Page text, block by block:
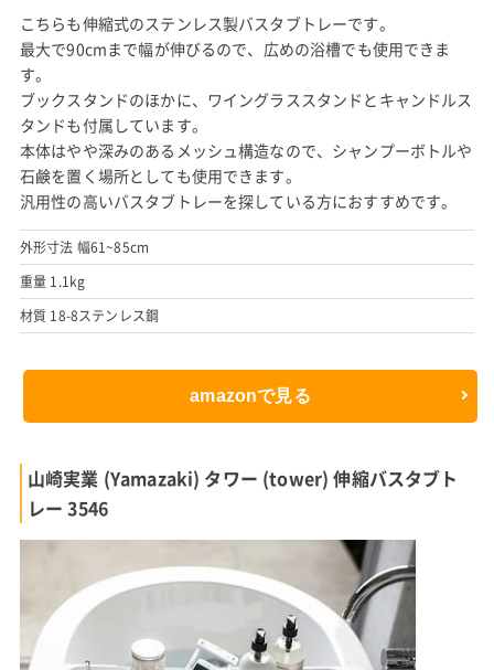
こちらも伸縮式のステンレス製バスタブトレーです。
最大で90cmまで幅が伸びるので、広めの浴槽でも使用できま
す。
ブックスタンドのほかに、ワイングラススタンドとキャンドルス
タンドも付属しています。
本体はやや深みのあるメッシュ構造なので、シャンプーボトルや
石鹸を置く場所としても使用できます。
汎用性の高いバスタブトレーを探している方におすすめです。
外形寸法 幅61~85cm
重量 1.1kg
材質 18-8ステンレス鋼
amazonで見る
山崎実業 (Yamazaki) タワー (tower) 伸縮バスタブト
レー 3546